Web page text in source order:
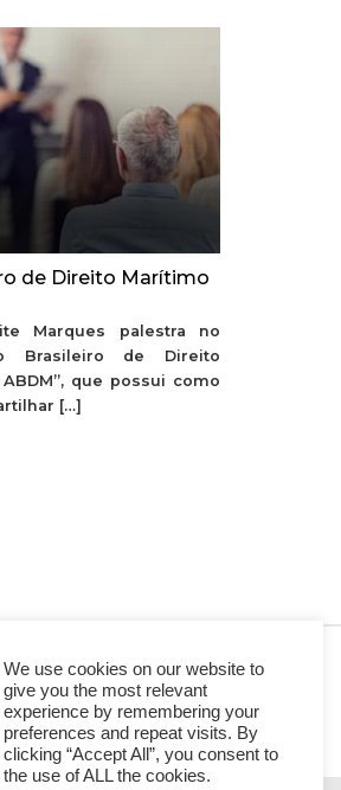
de Direito Marítimo
Marques palestra no
Brasileiro de Direito
que possui como
[…]
We use cookies on our website to
give you the most relevant
experience by remembering your
preferences and repeat visits. By
clicking “Accept All”, you consent to
the use of ALL the cookies.